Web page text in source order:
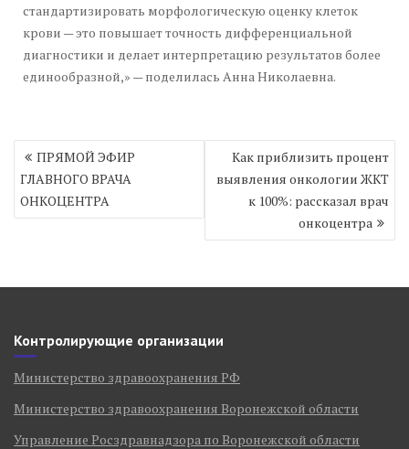
стандартизировать морфологическую оценку клеток
крови — это повышает точность дифференциальной
диагностики и делает интерпретацию результатов более
единообразной,» — поделилась Анна Николаевна.
Навигация
по
записям
ПРЯМОЙ ЭФИР
ГЛАВНОГО ВРАЧА
ОНКОЦЕНТРА
Как приблизить процент
выявления онкологии ЖКТ
к 100%: рассказал врач
онкоцентра
Контролирующие организации
Министерство здравоохранения РФ
Министерство здравоохранения Воронежской области
Управление Росздравнадзора по Воронежской области